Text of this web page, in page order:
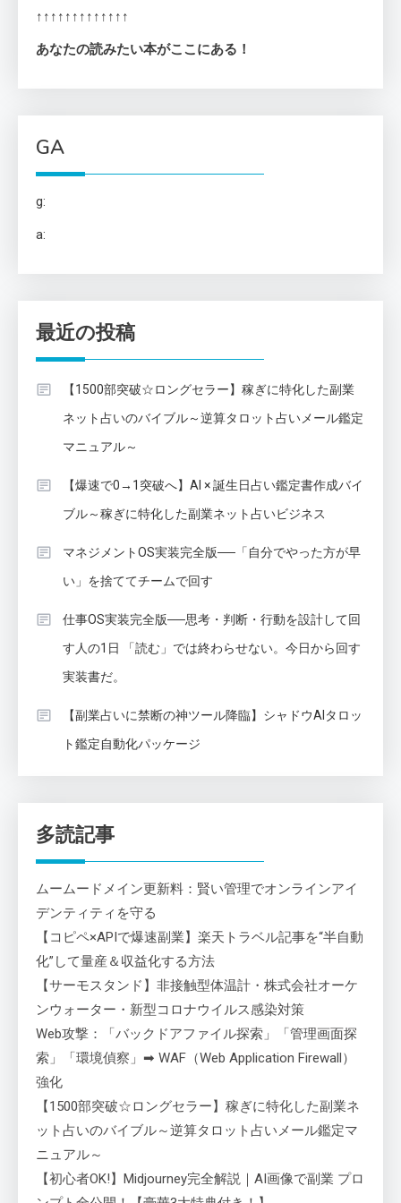
↑↑↑↑↑↑↑↑↑↑↑↑↑
あなたの読みたい本がここにある！
GA
g:
a:
最近の投稿
【1500部突破☆ロングセラー】稼ぎに特化した副業
ネット占いのバイブル～逆算タロット占いメール鑑定
マニュアル～
【爆速で0→1突破へ】AI × 誕生日占い鑑定書作成バイ
ブル～稼ぎに特化した副業ネット占いビジネス
マネジメントOS実装完全版──「自分でやった方が早
い」を捨ててチームで回す
仕事OS実装完全版──思考・判断・行動を設計して回
す人の1日 「読む」では終わらせない。今日から回す
実装書だ。
【副業占いに禁断の神ツール降臨】シャドウAIタロッ
ト鑑定自動化パッケージ
多読記事
ムームードメイン更新料：賢い管理でオンラインアイ
デンティティを守る
【コピペ×APIで爆速副業】楽天トラベル記事を“半自動
化”して量産＆収益化する方法
【サーモスタンド】非接触型体温計・株式会社オーケ
ンウォーター・新型コロナウイルス感染対策
Web攻撃：「バックドアファイル探索」「管理画面探
索」「環境偵察」➡ WAF（Web Application Firewall）
強化
【1500部突破☆ロングセラー】稼ぎに特化した副業ネ
ット占いのバイブル～逆算タロット占いメール鑑定マ
ニュアル～
【初心者OK!】Midjourney完全解説｜AI画像で副業 プロ